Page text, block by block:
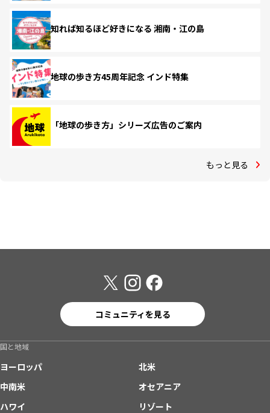
知れば知るほど好きになる 湘南・江の島
地球の歩き方45周年記念 インド特集
「地球の歩き方」シリーズ広告のご案内
もっと見る
コミュニティを見る
国と地域
ヨーロッパ
北米
中南米
オセアニア
ハワイ
リゾート